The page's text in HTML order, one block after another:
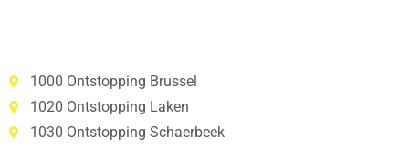
1000 Ontstopping Brussel
1020 Ontstopping Laken
1030 Ontstopping Schaerbeek